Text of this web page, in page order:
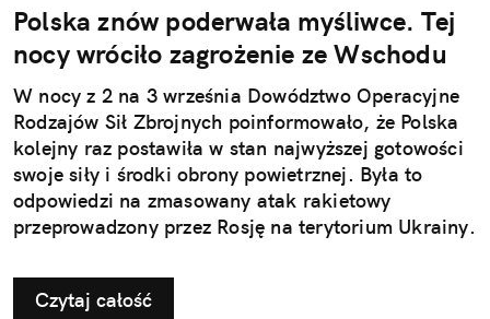
Polska znów poderwała myśliwce. Tej
nocy wróciło zagrożenie ze Wschodu
W nocy z 2 na 3 września Dowództwo Operacyjne
Rodzajów Sił Zbrojnych poinformowało, że Polska
kolejny raz postawiła w stan najwyższej gotowości
swoje siły i środki obrony powietrznej. Była to
odpowiedzi na zmasowany atak rakietowy
przeprowadzony przez Rosję na terytorium Ukrainy.
Czytaj całość